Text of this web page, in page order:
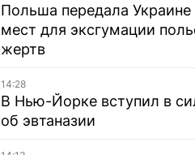
Польша передала Украине
мест для эксгумации
жертв
14:28
В Нью-Йорке вступил в
об эвтаназии